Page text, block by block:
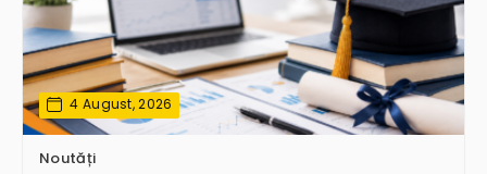
4 August, 2026
Noutăți